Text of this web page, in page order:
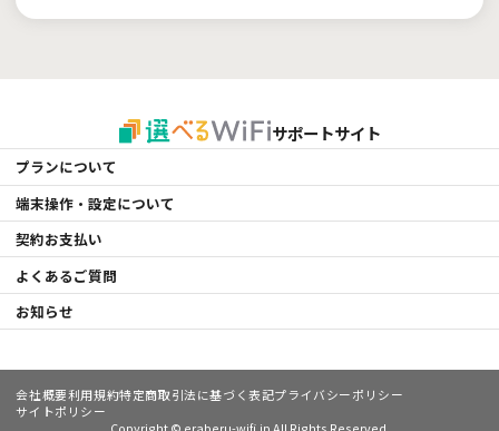
サポートサイト
プランについて
端末操作・設定について
契約お支払い
よくあるご質問
お知らせ
会社概要利用規約特定商取引法に基づく表記プライバシーポリシー
サイトポリシー
Copyright © eraberu-wifi.jp All Rights Reserved.